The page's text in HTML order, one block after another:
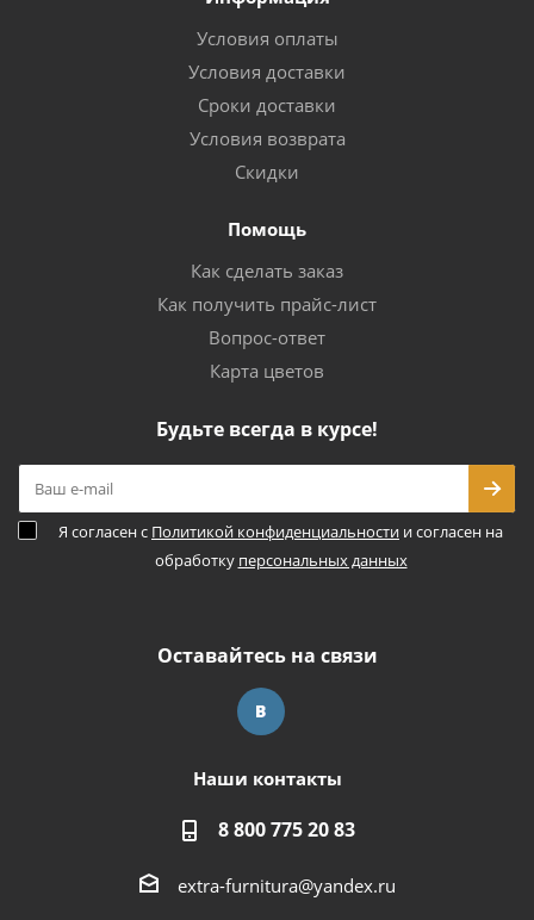
Условия оплаты
Условия доставки
Сроки доставки
Условия возврата
Скидки
Помощь
Как сделать заказ
Как получить прайс-лист
Вопрос-ответ
Карта цветов
Будьте всегда в курсе!
Я согласен с Политикой конфиденциальности и согласен на
обработку персональных данных
Оставайтесь на связи
Наши контакты
8 800 775 20 83
extra-furnitura@yandex.ru